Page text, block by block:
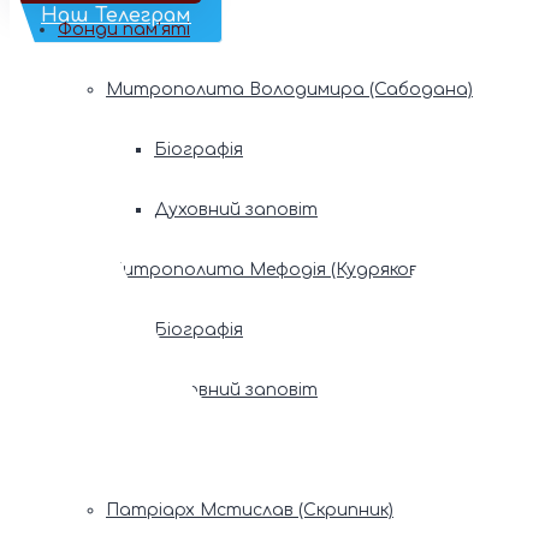
Наш Телеграм
Фонди пам’яті
Митрополита Володимира (Сабодана)
Біографія
Духовний заповіт
Митрополита Мефодія (Кудрякова)
Біографія
Духовний заповіт
Патріарх Мстислав (Скрипник)